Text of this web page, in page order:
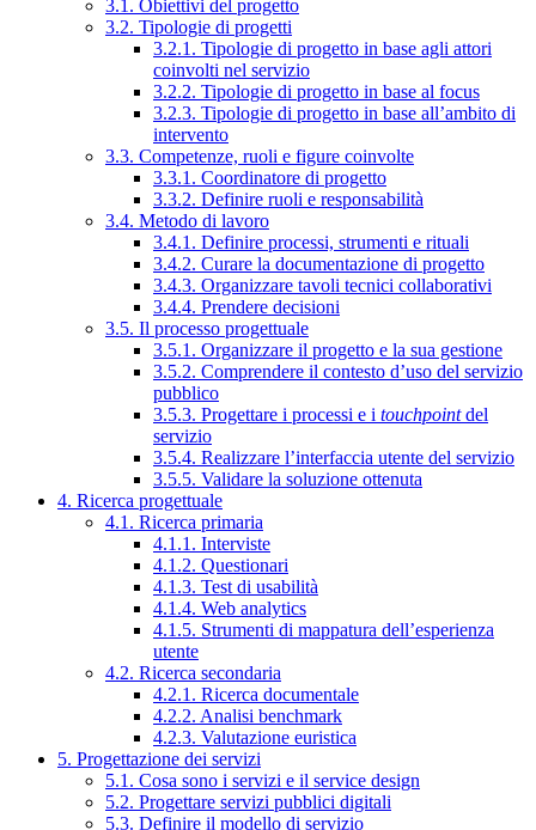
3.1. Obiettivi del progetto
3.2. Tipologie di progetti
3.2.1. Tipologie di progetto in base agli attori
coinvolti nel servizio
3.2.2. Tipologie di progetto in base al focus
3.2.3. Tipologie di progetto in base all’ambito di
intervento
3.3. Competenze, ruoli e figure coinvolte
3.3.1. Coordinatore di progetto
3.3.2. Definire ruoli e responsabilità
3.4. Metodo di lavoro
3.4.1. Definire processi, strumenti e rituali
3.4.2. Curare la documentazione di progetto
3.4.3. Organizzare tavoli tecnici collaborativi
3.4.4. Prendere decisioni
3.5. Il processo progettuale
3.5.1. Organizzare il progetto e la sua gestione
3.5.2. Comprendere il contesto d’uso del servizio
pubblico
3.5.3. Progettare i processi e i touchpointdel
servizio
3.5.4. Realizzare l’interfaccia utente del servizio
3.5.5. Validare la soluzione ottenuta
4. Ricerca progettuale
4.1. Ricerca primaria
4.1.1. Interviste
4.1.2. Questionari
4.1.3. Test di usabilità
4.1.4. Web analytics
4.1.5. Strumenti di mappatura dell’esperienza
utente
4.2. Ricerca secondaria
4.2.1. Ricerca documentale
4.2.2. Analisi benchmark
4.2.3. Valutazione euristica
5. Progettazione dei servizi
5.1. Cosa sono i servizi e il service design
5.2. Progettare servizi pubblici digitali
5.3. Definire il modello di servizio